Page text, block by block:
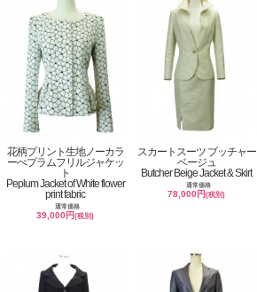
花柄プリント生地ノーカラ
ーぺプラムフリルジャケッ
ト
Peplum Jacket of White flower
print fabric
通常価格
39,000円(税別)
スカートスーツ ブッチャー
ベージュ
Butcher Beige Jacket & Skirt
通常価格
78,000円(税別)